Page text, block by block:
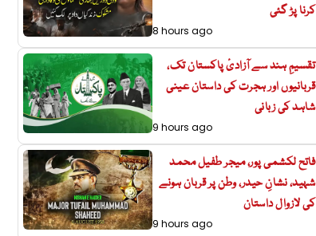
کرنا پڑ گئی
8 hours ago
تقسیمِ ہند سے آزادیٔ پاکستان تک،
قربانیوں اور ہجرت کی داستان عینی
شاہد کی زبانی
9 hours ago
فاتح لکشمی پور، میجر طفیل محمد
شہید، نشانِ حیدر، وطن پر قربان ہونے
کی لازوال داستان
9 hours ago